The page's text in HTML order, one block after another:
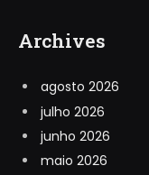
Archives
agosto 2026
julho 2026
junho 2026
maio 2026